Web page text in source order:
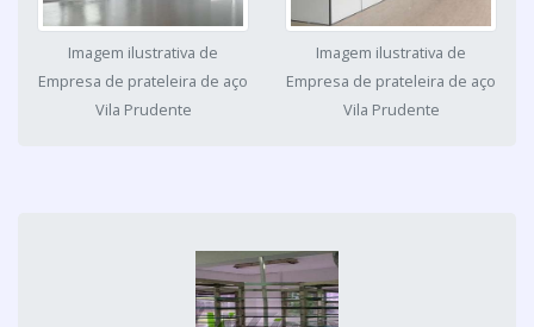
Imagem ilustrativa de
Empresa de prateleira de aço
Vila Prudente
Imagem ilustrativa de
Empresa de prateleira de aço
Vila Prudente